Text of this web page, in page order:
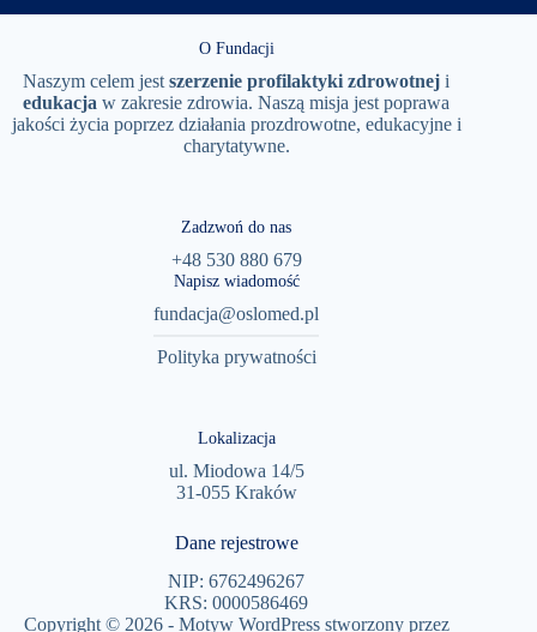
O Fundacji
Naszym celem jestszerzenie profilaktyki zdrowotnej i
edukacja w zakresie zdrowia. Naszą misja jest poprawa
jakości życia poprzez działania prozdrowotne, edukacyjne i
charytatywne.
Zadzwoń do nas
+48 530 880 679
Napisz wiadomość
fundacja@oslomed.pl
Polityka prywatności
Lokalizacja
ul. Miodowa 14/5
31-055 Kraków
Dane rejestrowe
NIP: 6762496267
KRS: 0000586469
Copyright © 2026 - Motyw WordPress stworzony przez